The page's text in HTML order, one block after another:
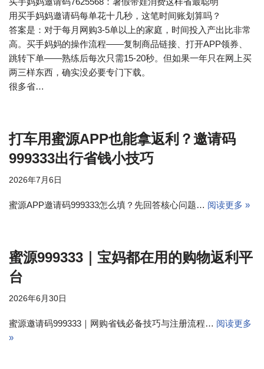
用买手妈妈邀请码每单花十几秒，这笔时间账划算吗？
答案是：对于每月网购3-5单以上的家庭，时间投入产出比非常
高。买手妈妈的操作流程——复制商品链接、打开APP领券、
跳转下单——熟练后每次只需15-20秒。但如果一年只在网上买
两三样东西，确实没必要专门下载。
很多省…
打车用蜜源APP也能拿返利？邀请码
999333出行省钱小技巧
2026年7月6日
蜜源APP邀请码999333怎么填？先回答核心问题… 阅读更多 »
蜜源999333｜宝妈都在用的购物返利平
台
2026年6月30日
蜜源邀请码999333｜网购省钱必备技巧与注册流程… 阅读更多
»